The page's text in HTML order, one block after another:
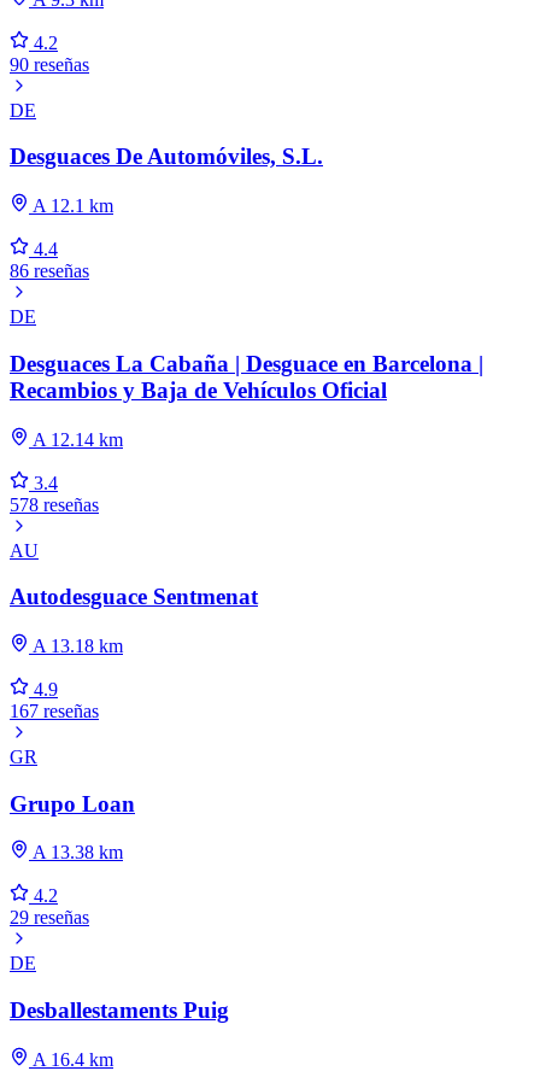
4.2
90 reseñas
DE
Desguaces De Automóviles, S.L.
A 12.1 km
4.4
86 reseñas
DE
Desguaces La Cabaña | Desguace en Barcelona |
Recambios y Baja de Vehículos Oficial
A 12.14 km
3.4
578 reseñas
AU
Autodesguace Sentmenat
A 13.18 km
4.9
167 reseñas
GR
Grupo Loan
A 13.38 km
4.2
29 reseñas
DE
Desballestaments Puig
A 16.4 km